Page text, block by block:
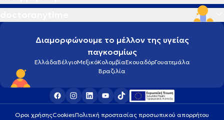
Διαμορφώνουμε το μέλλον της υγείας
παγκοσμίως
ΕλλάδαΒέλγιοΜεξικόΚολομβίαΕκουαδόρΓουατεμάλα
Βραζιλία
Οροι χρήσηςCookiesΠολιτική προστασίας προσωπικού απορρήτου